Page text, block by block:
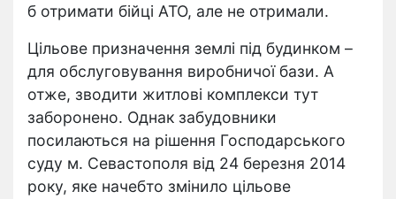
б отримати бійці АТО, але не отримали.
Цільове призначення землі під будинком –
для обслуговування виробничої бази. А
отже, зводити житлові комплекси тут
заборонено. Однак забудовники
посилаються на рішення Господарського
суду м. Севастополя від 24 березня 2014
року, яке начебто змінило цільове